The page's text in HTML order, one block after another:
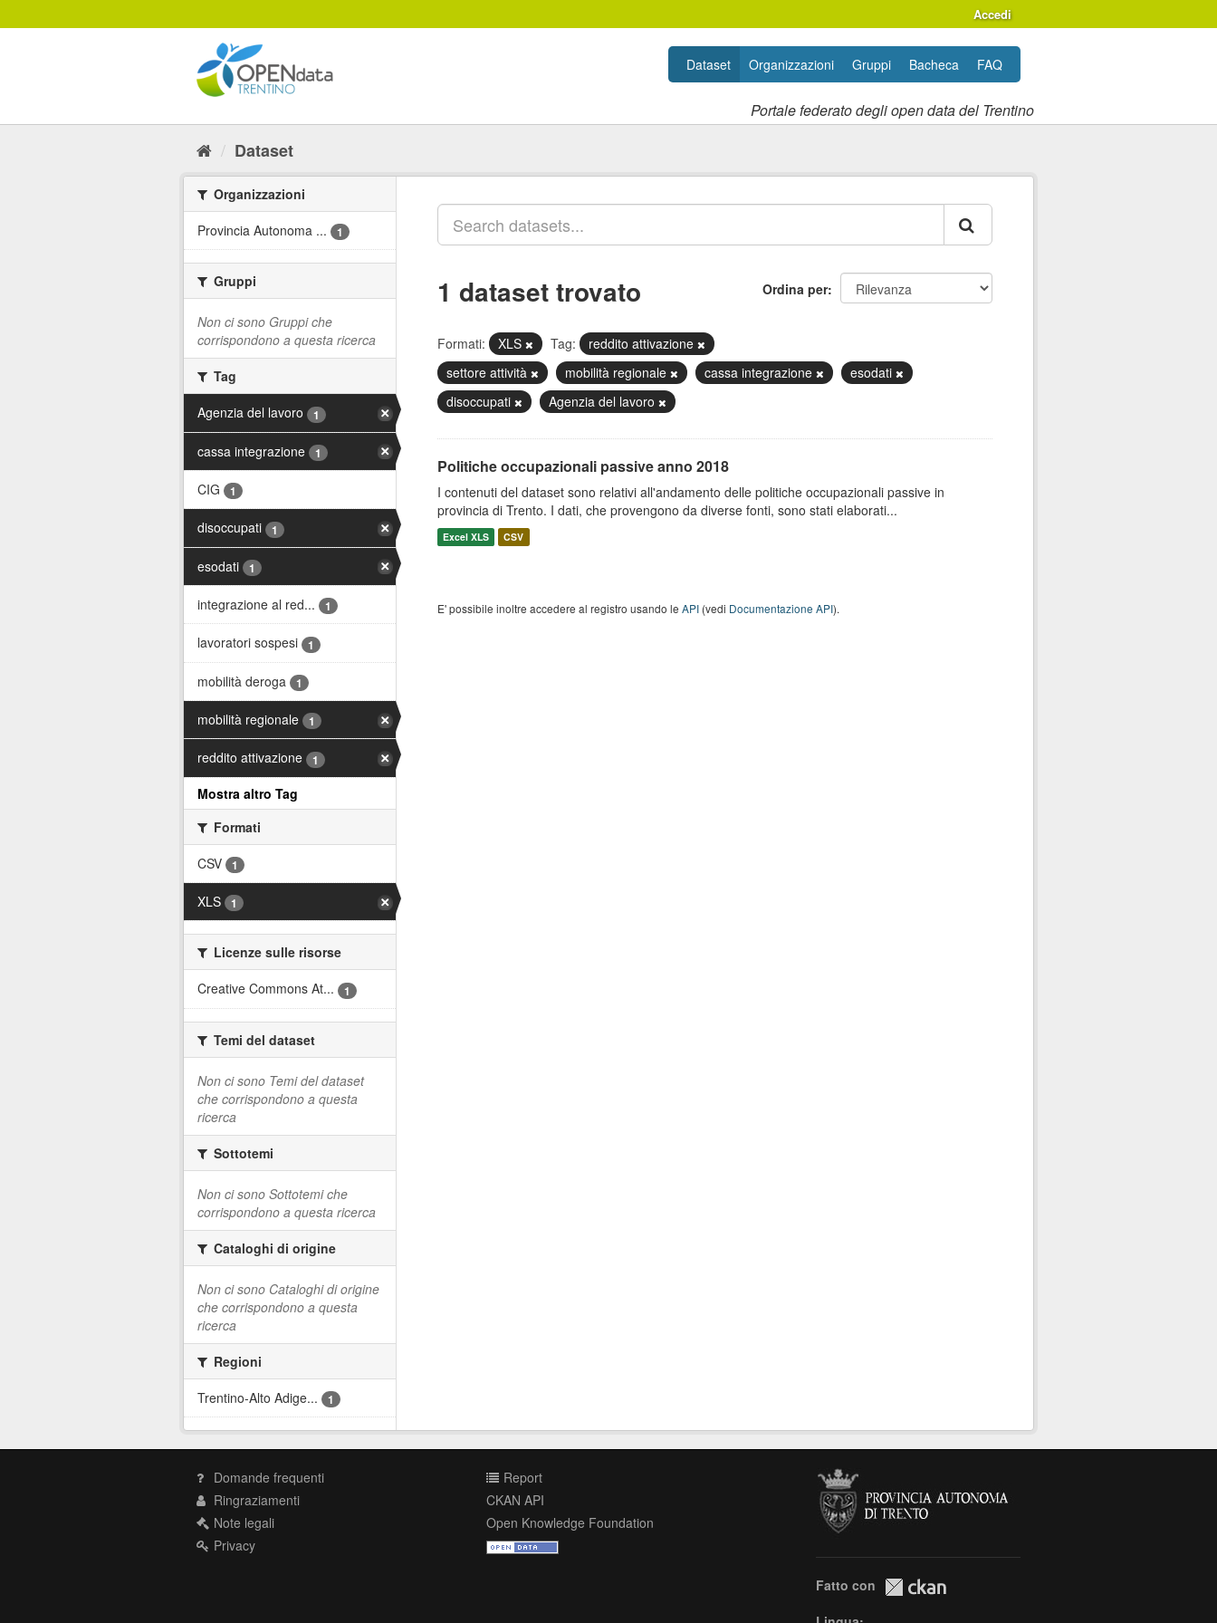
al
Accedi
Portale federato degli open data del Trentino
Dataset Organizzazioni Gruppi Bacheca FAQ
Dataset
Organizzazioni
Provincia Autonoma ...
1
Gruppi
Non ci sono Gruppi che
corrispondono a questa ricerca
Tag
Agenzia del lavoro
1
cassa integrazione 1
CIG 1
disoccupati 1
esodati 1
integrazione al red... 1
lavoratori sospesi 1
mobilità deroga 1
mobilità regionale 1
reddito attivazione 1
Mostra altro Tag
Formati
CSV
1
XLS 1
Licenze sulle risorse
Creative Commons At...
1
Temi del dataset
Non ci sono Temi del dataset
che corrispondono a questa
ricerca
Sottotemi
Non ci sono Sottotemi che
corrispondono a questa ricerca
Cataloghi di origine
Non ci sono Cataloghi di origine
che corrispondono a questa
ricerca
Regioni
Trentino-Alto Adige...
1
Ordina per
1 dataset trovato
Formati: XLS Tag:
reddito attivazione
settore attività
mobilità regionale cassa integrazione
esodati
disoccupati
Agenzia del lavoro
Politiche occupazionali passive anno 2018
I contenuti del dataset sono relativi all'andamento delle politiche occupazionali passive in
provincia di Trento. I dati, che provengono da diverse fonti, sono stati elaborati...
Excel XLS CSV
E' possibile inoltre accedere al registro usando le API(vedi Documentazione API).
Domande frequenti
Ringraziamenti
Note legali
Privacy
Report
CKAN API
Open Knowledge Foundation
Fatto con